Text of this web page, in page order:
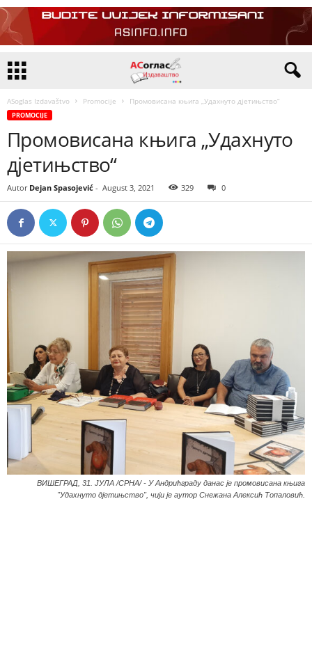
ASoglas Izdavaštvo Promocije Промовисана књига „Удахнуто дјетињство“
PROMOCIJE
Промовисана књига „Удахнуто
дјетињство“
Autor Dejan Spasojević - August 3, 2021 329 0
ВИШЕГРАД, 31. ЈУЛА /СРНА/ - У Андрићграду данас је промовисана књига
"Удахнуто дјетињство", чији је аутор Снежана Алексић Топаловић.